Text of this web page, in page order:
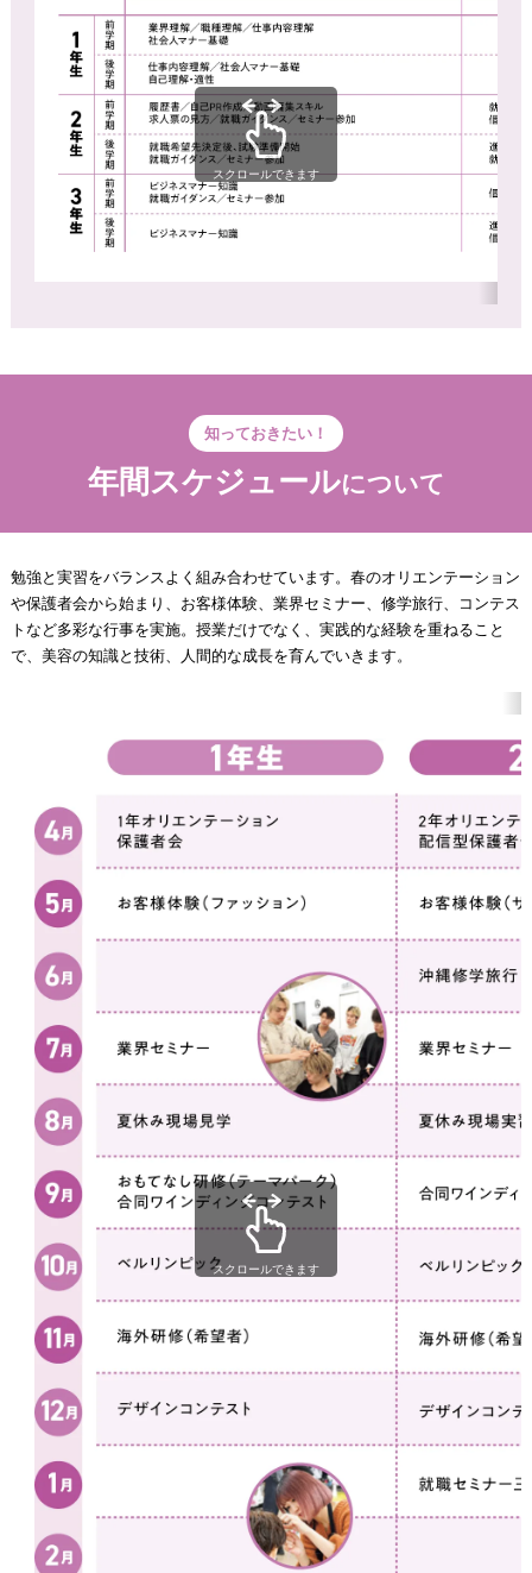
スクロールできます
知っておきたい！
年間スケジュールについて
勉強と実習をバランスよく組み合わせています。春のオリエンテーション
や保護者会から始まり、お客様体験、業界セミナー、修学旅行、コンテス
トなど多彩な行事を実施。授業だけでなく、実践的な経験を重ねること
で、美容の知識と技術、人間的な成長を育んでいきます。
スクロールできます